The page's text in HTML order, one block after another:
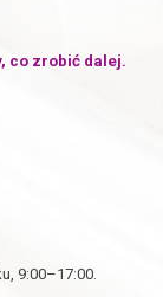
co zrobić dalej.
9:00–17:00.